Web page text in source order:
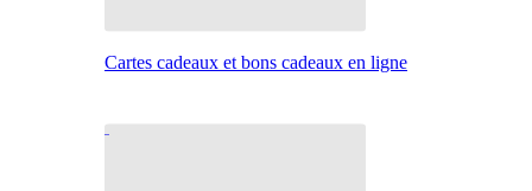
Cartes cadeaux et bons cadeaux en ligne